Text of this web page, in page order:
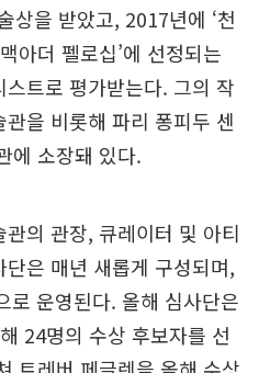
상을 받았고, 2017년에 ‘천
아더 펠로십’에 선정되는
트로 평가받는다. 그의 작
을 비롯해 파리 퐁피두 센
에 소장돼 있다.
의 관장, 큐레이터 및 아티
은 매년 새롭게 구성되며,
로 운영된다. 올해 심사단은
24명의 수상 후보자를 선